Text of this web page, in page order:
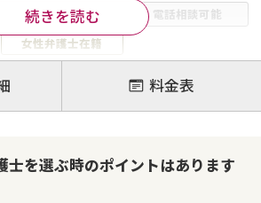
19時以降電話可能
電話相談可能
女性弁護士在籍
離婚調停
離婚裁判
国際離婚
養育費問題
続きを読む
料金表
士を選ぶ時のポイントはあります